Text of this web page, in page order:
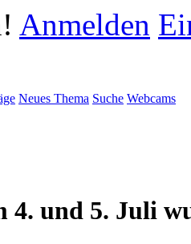
Anmelden
Neues Thema Suche Webcams
4. und 5. Juli